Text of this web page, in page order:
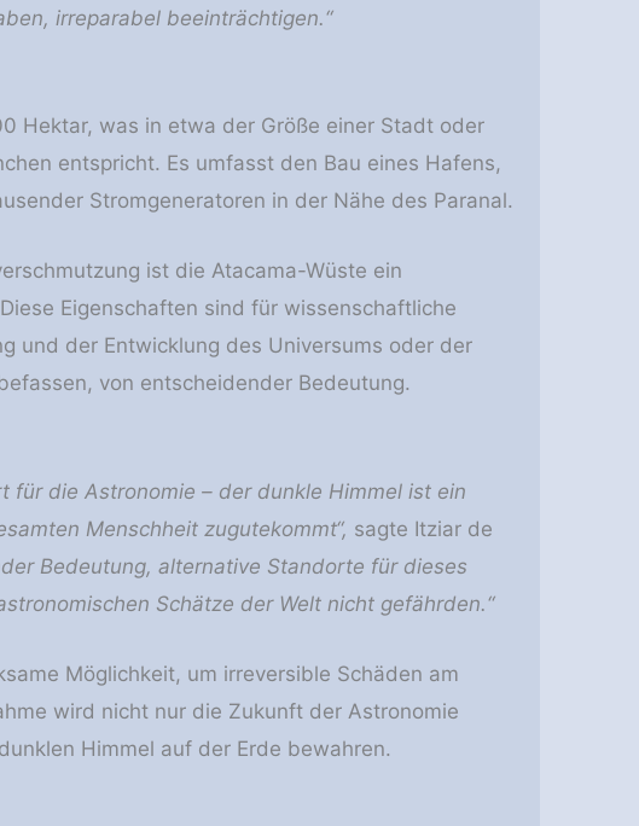
irreparabel beeinträchtigen.“
Hektar, was in etwa der Größe einer Stadt oder
entspricht. Es umfasst den Bau eines Hafens,
Stromgeneratoren in der Nähe des Paranal.
ist die Atacama-Wüste ein
Eigenschaften sind für wissenschaftliche
und der Entwicklung des Universums oder der
von entscheidender Bedeutung.
für die Astronomie – der dunkle Himmel ist ein
Menschheit zugutekommt“, sagte Itziar de
Bedeutung, alternative Standorte für dieses
Schätze der Welt nicht gefährden.“
Möglichkeit, um irreversible Schäden am
wird nicht nur die Zukunft der Astronomie
Himmel auf der Erde bewahren.